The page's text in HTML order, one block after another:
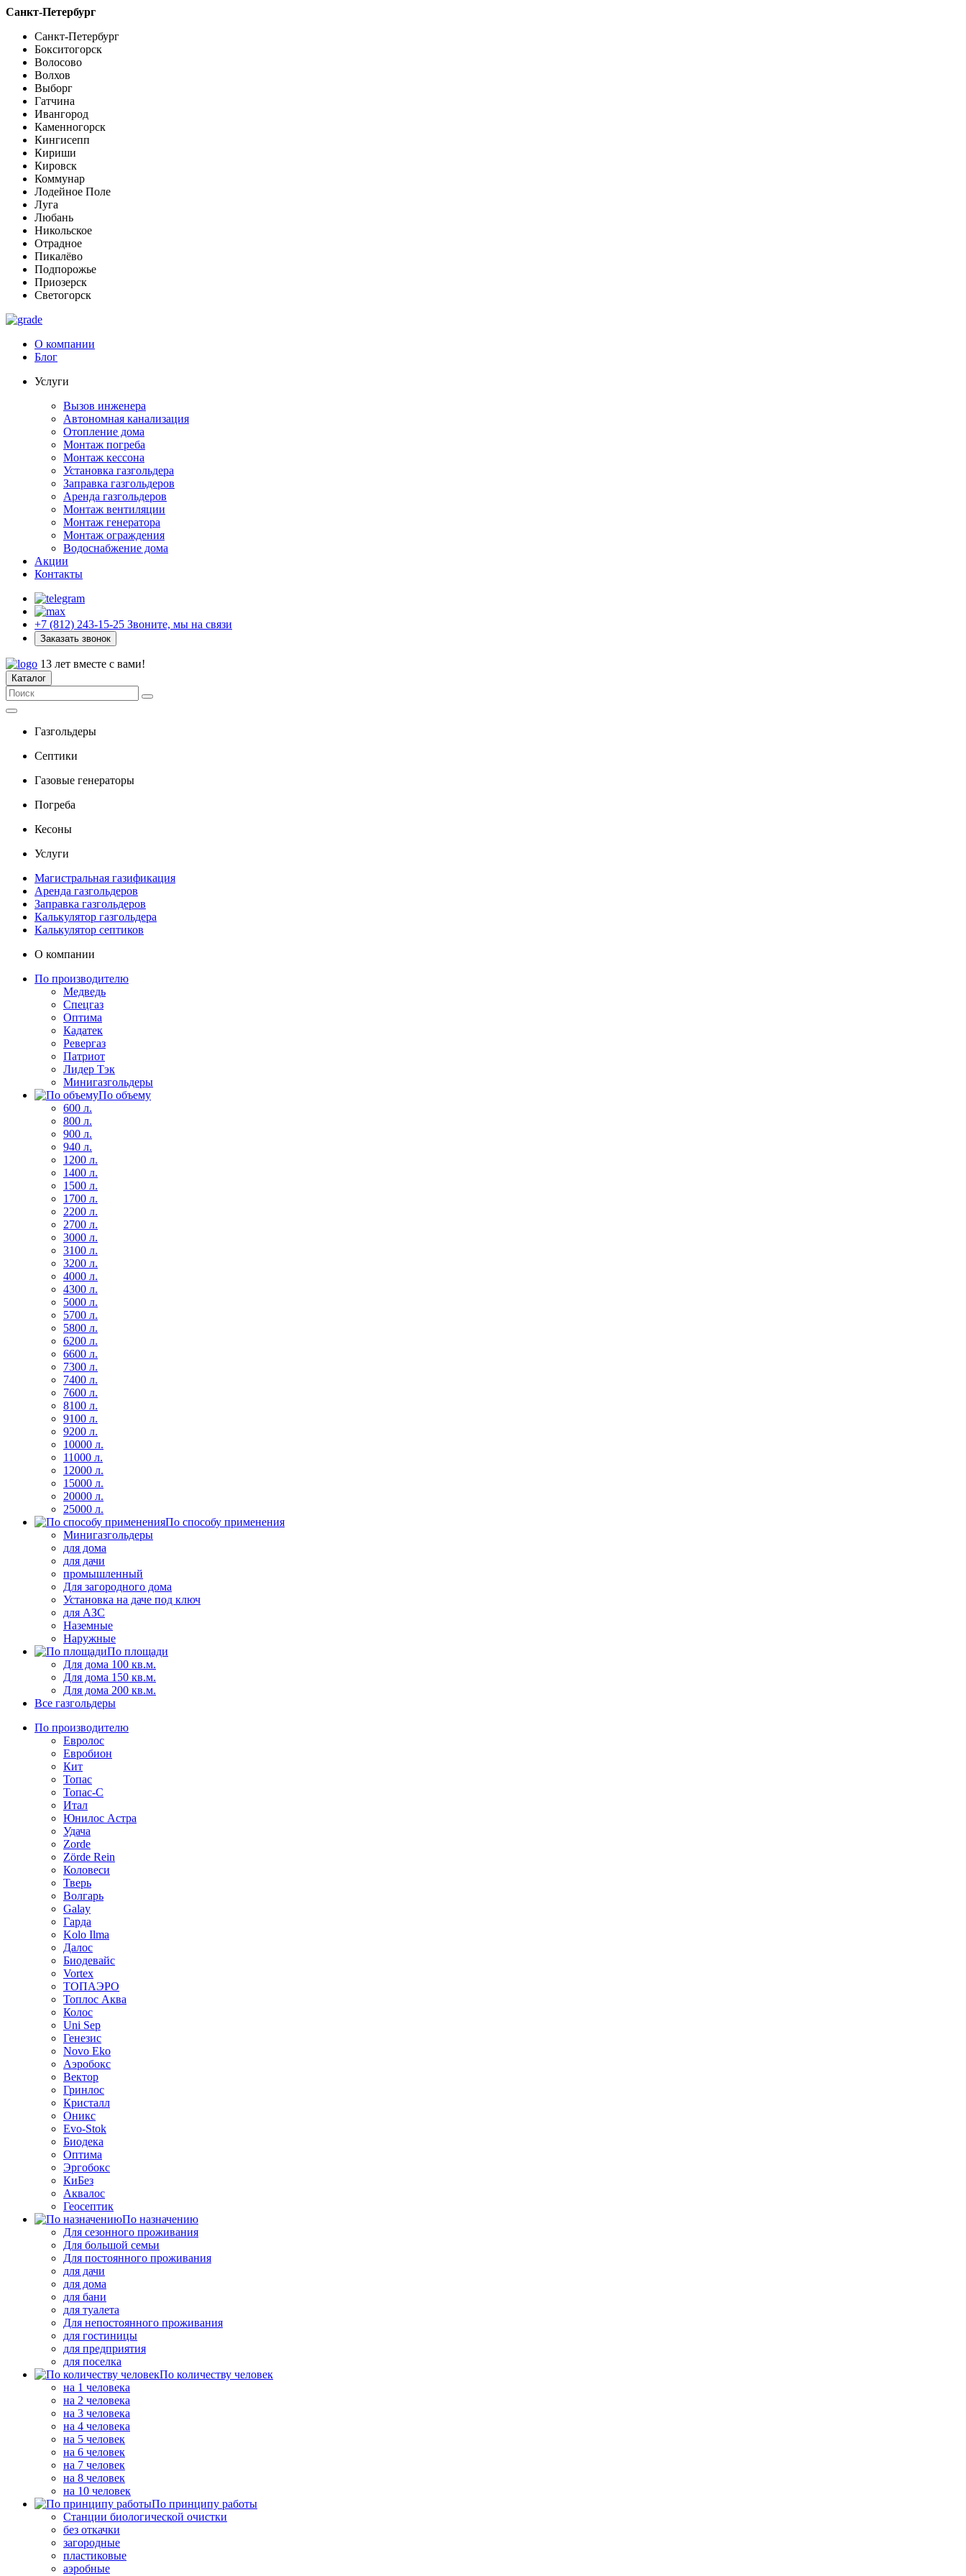
Санкт-Петербург
Санкт-Петербург
Бокситогорск
Волосово
Волхов
Выборг
Гатчина
Ивангород
Каменногорск
Кингисепп
Кириши
Кировск
Коммунар
Лодейное Поле
Луга
Любань
Никольское
Отрадное
Пикалёво
Подпорожье
Приозерск
Светогорск
О компании
Блог
Услуги
Вызов инженера
Автономная канализация
Отопление дома
Монтаж погреба
Монтаж кессона
Установка газгольдера
Заправка газгольдеров
Аренда газгольдеров
Монтаж вентиляции
Монтаж генератора
Монтаж ограждения
Водоснабжение дома
Акции
Контакты
+7 (812) 243-15-25 Звоните, мы на связи
Заказать звонок
13 лет вместе с вами!
Каталог
Газгольдеры
Септики
Газовые генераторы
Погреба
Кесоны
Услуги
Магистральная газификация
Аренда газгольдеров
Заправка газгольдеров
Калькулятор газгольдера
Калькулятор септиков
О компании
По производителю
Медведь
Спецгаз
Оптима
Кадатек
Ревергаз
Патриот
Лидер Тэк
Минигазгольдеры
По объему
600 л.
800 л.
900 л.
940 л.
1200 л.
1400 л.
1500 л.
1700 л.
2200 л.
2700 л.
3000 л.
3100 л.
3200 л.
4000 л.
4300 л.
5000 л.
5700 л.
5800 л.
6200 л.
6600 л.
7300 л.
7400 л.
7600 л.
8100 л.
9100 л.
9200 л.
10000 л.
11000 л.
12000 л.
15000 л.
20000 л.
25000 л.
По способу применения
Минигазгольдеры
для дома
для дачи
промышленный
Для загородного дома
Установка на даче под ключ
для АЗС
Наземные
Наружные
По площади
Для дома 100 кв.м.
Для дома 150 кв.м.
Для дома 200 кв.м.
Все газгольдеры
По производителю
Евролос
Евробион
Кит
Топас
Топас-С
Итал
Юнилос Астра
Удача
Zorde
Zörde Rein
Коловеси
Тверь
Волгарь
Galay
Гарда
Kolo Ilma
Далос
Биодевайс
Vortex
ТОПАЭРО
Топлос Аква
Колос
Uni Sep
Генезис
Novo Eko
Аэробокс
Вектор
Гринлос
Кристалл
Оникс
Evo-Stok
Биодека
Оптима
Эргобокс
КиБез
Аквалос
Геосептик
По назначению
Для сезонного проживания
Для большой семьи
Для постоянного проживания
для дачи
для дома
для бани
для туалета
Для непостоянного проживания
для гостиницы
для предприятия
для поселка
По количеству человек
на 1 человека
на 2 человека
на 3 человека
на 4 человека
на 5 человек
на 6 человек
на 7 человек
на 8 человек
на 10 человек
По принципу работы
Станции биологической очистки
без откачки
загородные
пластиковые
аэробные